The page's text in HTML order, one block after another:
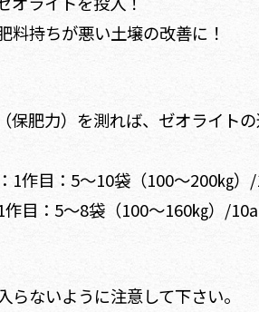
料持ちが悪い土壌の改善に！
保肥力）を測れば、ゼオライト
1作目：5～10袋（100～200㎏
作目：5～8袋（100～160㎏）/
らないように注意して下さい。